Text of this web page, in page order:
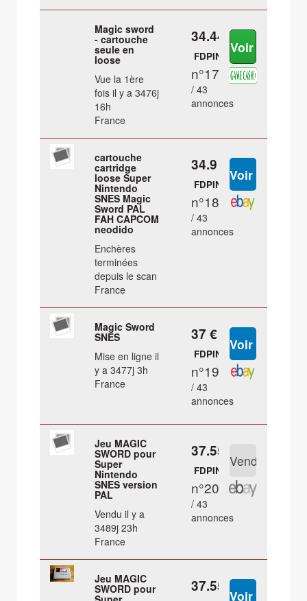
Magic sword
- cartouche
seule en
loose
Vue la 1ère
fois il y a 3476j
16h
France
34.44 €
FDPIN
n°17
/ 43
annonces
cartouche
cartridge
loose Super
Nintendo
SNES Magic
Sword PAL
FAH CAPCOM
neodido
Enchères
terminées
depuis le scan
France
34.9 €
FDPIN
n°18
/ 43
annonces
Magic Sword
SNES
Mise en ligne il
y a 3477j 3h
France
37 €
FDPIN
n°19
/ 43
annonces
Jeu MAGIC
SWORD pour
Super
Nintendo
SNES version
PAL
Vendu il y a
3489j 23h
France
37.55 €
FDPIN
n°20
/ 43
annonces
Jeu MAGIC
SWORD pour 37.55 €